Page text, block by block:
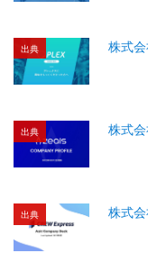
出典 株式
出典 株式
出典 株式